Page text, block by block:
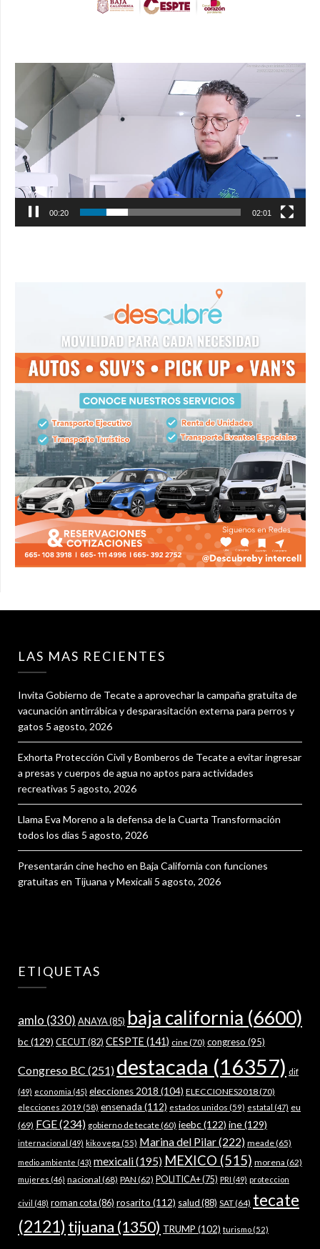
Reproductor
00:21 02:01
LAS MAS RECIENTES
Invita Gobierno de Tecate a aprovechar la campaña gratuita de
vacunación antirrábica y desparasitación externa para perros y
gatos 5 agosto, 2026
Exhorta Protección Civil y Bomberos de Tecate a evitar ingresar
a presas y cuerpos de agua no aptos para actividades
recreativas 5 agosto, 2026
Llama Eva Moreno a la defensa de la Cuarta Transformación
todos los días 5 agosto, 2026
Presentarán cine hecho en Baja California con funciones
gratuitas en Tijuana y Mexicali 5 agosto, 2026
ETIQUETAS
amlo (330) ANAYA(85) baja california (6600)
bc(129) CECUT(82) CESPTE (141) cine(70) congreso (95)
Congreso BC (251) destacada (16357) dif
(49) economia (45) elecciones 2018 (104) ELECCIONES2018(70)
elecciones 2019 (58) ensenada (112) estados unidos (59) estatal (47) eu
(69) FGE(234) gobierno de tecate(60) ieebc(122) ine(129)
internacional (49) kiko vega (55) Marina del Pilar(222) meade(65)
medio ambiente (43) mexicali(195) MEXICO (515) morena (62)
mujeres (46) nacional (68) PAN (62) POLITICA+(75) PRI (49) proteccion
civil (48) roman cota(86) rosarito (112) salud(88) SAT(64) tecate
(2121) tijuana (1350) TRUMP (102) turismo (52)